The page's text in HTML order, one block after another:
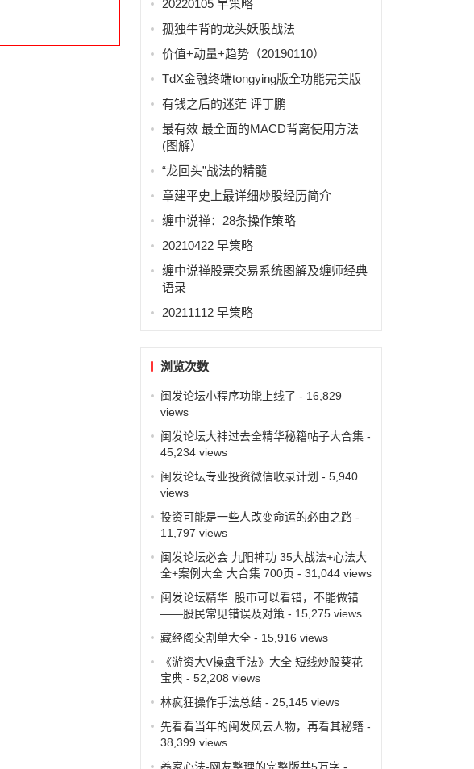
20220105 早策略
孤独牛背的龙头妖股战法
价值+动量+趋势（20190110）
TdX金融终端tongying版全功能完美版
有钱之后的迷茫 评丁鹏
最有效 最全面的MACD背离使用方法
(图解）
“龙回头”战法的精髓
章建平史上最详细炒股经历简介
缠中说禅：28条操作策略
20210422 早策略
缠中说禅股票交易系统图解及缠师经典
语录
20211112 早策略
浏览次数
闽发论坛小程序功能上线了 - 16,829
views
闽发论坛大神过去全精华秘籍帖子大合集-
45,234 views
闽发论坛专业投资微信收录计划 - 5,940
views
投资可能是一些人改变命运的必由之路-
11,797 views
闽发论坛必会 九阳神功 35大战法+心法大
全+案例大全 大合集 700页 - 31,044 views
闽发论坛精华: 股市可以看错，不能做错
——股民常见错误及对策- 15,275 views
藏经阁交割单大全- 15,916 views
《游资大V操盘手法》大全 短线炒股葵花
宝典- 52,208 views
林疯狂操作手法总结- 25,145 views
先看看当年的闽发风云人物，再看其秘籍-
38,399 views